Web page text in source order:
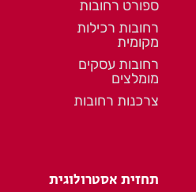
ספורט רחובות
רחובות רכילות
מקומית
רחובות עסקים
מומלצים
צרכנות רחובות
תחזית אסטרולוגית